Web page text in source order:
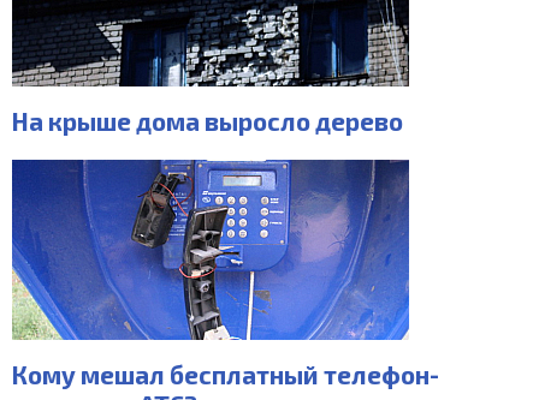
На крыше дома выросло дерево
Кому мешал бесплатный телефон-